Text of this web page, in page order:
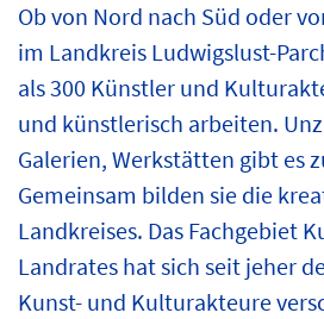
Ob von Nord nach Süd oder
im Landkreis Ludwigslust-
als 300 Künstler und
und künstlerisch arbeiten.
Galerien, Werkstätten gibt es
Gemeinsam bilden sie die
Landkreises. Das Fachgebiet
Landrates hat sich seit jeher
Kunst- und Kulturakteure